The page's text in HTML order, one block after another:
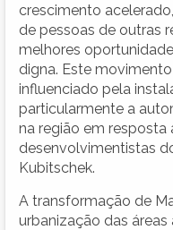
crescimento
de pessoas de outras
melhores
digna. Este
influenciado pela
particularmente a
na região em resposta
desenvolvimentistas
Kubitschek.
A transformação de
urbanização das áreas